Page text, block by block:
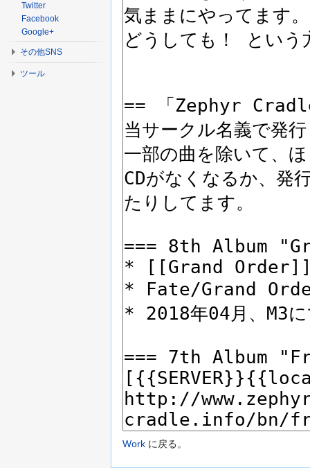
Work に戻る。
Twitter
Facebook
Google+
その他SNS
ツール